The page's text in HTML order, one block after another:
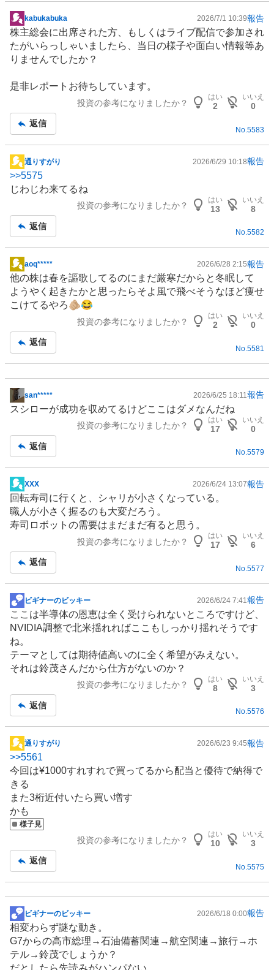
掲
示
板
記
kabukabuka 2026/7/1 10:39報告
株主総会に出席された方、もしくはライブ配信で参加され
たがいらっしゃいましたら、当日の様子や面白い情報等あ
りませんでしたか？
是非レポートお待ちしています。
投資の参考になりましたか？
はい
2
いいえ
0
返信
No. 5583
掲
示
板
通りすがり 2026/6/29 10:18報告
>>5575
じわじわ来てるね
投資の参考になりましたか？
はい
13
いいえ
8
返信
No.5582
掲
示
板
記
aoq***** 2026/6/28 2:15報告
他の株は春を謳歌してるのにまだ厳寒だからと冬眠して
ようやく起きたかと思ったらそよ風で飛べそうなほど痩せ
こけてるやろ🫵🏼😂
投資の参考になりましたか？
はい
2
いいえ
0
返信
No. 5581
掲
示
事
san***** 2026/6/25 18:11 報告
スシローが成功を収めてるけどここはダメなんだね
投資の参考になりましたか？
はい
17
いいえ
0
返信
No.5579
掲
示
板
記
XXX 2026/6/24 13:07報告
回転寿司 に行くと、シャリが小さくなっている。
職人が小さく握るのも大変だろう。
寿司 ロボット の需要はまだまだ有ると思う。
投資の参考になりましたか？
はい
17
いいえ
6
返信
No. 5577
掲
示
板
記
事
ビギナーのビッキー 2026/6/24 7:41 報告
ここは半導体の恩恵は全く受けられないところですけど、
NVIDIA調整で北米揺れればここもしっかり揺れそうです
ね。
テーマとしては期待値高いのに全く希望がみえない。
それは鈴茂さんだから仕方がないのか？
投資の参考になりましたか？
はい
8
いいえ
3
返信
No.5576
掲
示
板
記
事
通りすがり 2026/6/23 9:45報告
>>5561
今回は¥1000すれすれで買ってるから配当と優待で納得で
きる
また3桁近付いたら買い増す
かも
様子見
投資の参考になりましたか？
はい
10
いいえ
3
返信
No. 5575
掲
示
板
記
ビギナーのビッキー 2026/6/18 0:00報告
相変わらず謎な動き。
G7からの高市総理→石油備蓄関連→航空関連→旅行→ ホ
テル→鈴茂でしょうか？
だとしたら先読みがハンパない。